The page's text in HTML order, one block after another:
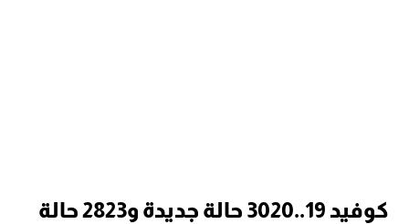
كوفيد 19..3020 حالة جديدة و2823 حالة